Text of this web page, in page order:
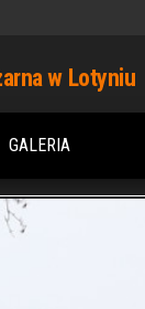
w Lotyniu
GALERIA